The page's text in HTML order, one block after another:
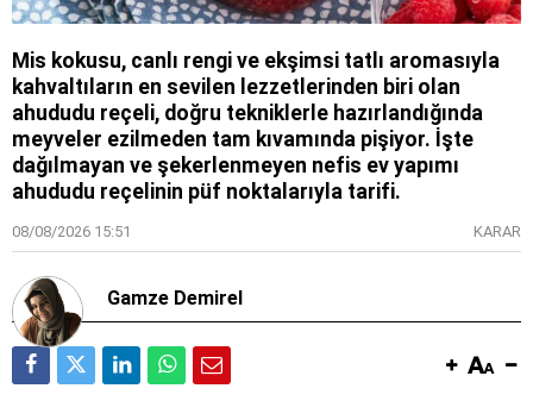
Mis kokusu, canlı rengi ve ekşimsi tatlı aromasıyla
kahvaltıların en sevilen lezzetlerinden biri olan
ahududu reçeli, doğru tekniklerle hazırlandığında
meyveler ezilmeden tam kıvamında pişiyor. İşte
dağılmayan ve şekerlenmeyen nefis ev yapımı
ahududu reçelinin püf noktalarıyla tarifi.
08/08/2026 15:51 KARAR
Gamze Demirel